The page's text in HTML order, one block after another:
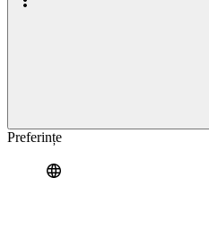
Preferințe